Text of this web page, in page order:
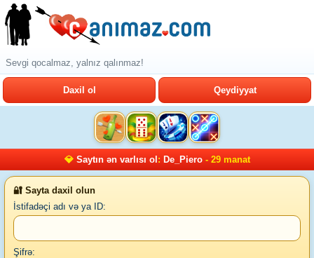
Sevgi qocalmaz, yalnız qalınmaz!
Daxil ol Qeydiyyat
💎 Saytın ən varlısı ol : De_Piero- 29 manat
🔐 Sayta daxil olun
İstifadəçi adı və ya ID:
Şifrə: